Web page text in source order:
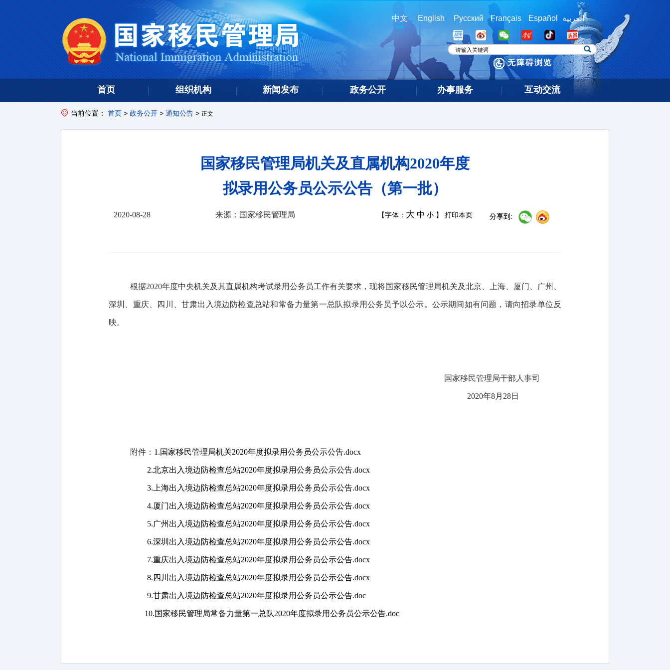
中文 English Русский Français Español العربية
无障碍浏览
首页 组织机构 新闻发布 政务公开 办事服务 互动交流
当前位置： 首页 > 政务公开 > 通知公告 > 正文
国家移民管理局机关及直属机构2020年度
拟录用公务员公示公告（第一批）
2020-08-28 来源：国家移民管理局 【字体： 大 中 小 】 打印本页 分享到:
根据2020年度中央机关及其直属机构考试录用公务员工作有关要求，现将国家移民管理局机关及北京、 上海、厦门、广州、
深圳、重庆、四川、甘肃出入境边防检查总站和常备力量第一总队拟录用公务员予以公示。公示期间如有问题，请向招录单位反
映。
国家移民管理局干部人事司
2020年8月28日
附件： 1.国家移民管理局机关2020年度拟录用公务员公示公告.docx
2.北京出入境边防检查总站2020年度拟录用公务员公示公告.docx
3.上海出入境边防检查总站2020年度拟录用公务员公示公告.docx
4.厦门出入境边防检查总站2020年度拟录用公务员公示公告.docx
5.广州出入境边防检查总站2020年度拟录用公务员公示公告.docx
6.深圳出入境边防检查总站2020年度拟录用公务员公示公告.docx
7.重庆出入境边防检查总站2020年度拟录用公务员公示公告.docx
8.四川出入境边防检查总站2020年度拟录用公务员公示公告.docx
9.甘肃出入境边防检查总站2020年度拟录用公务员公示公告.doc
10.国家移民管理局常备力量第一总队2020年度拟录用公务员公示公告.doc